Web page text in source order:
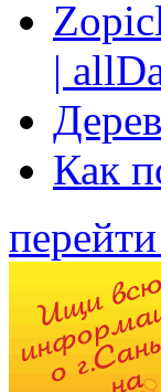
|
Как